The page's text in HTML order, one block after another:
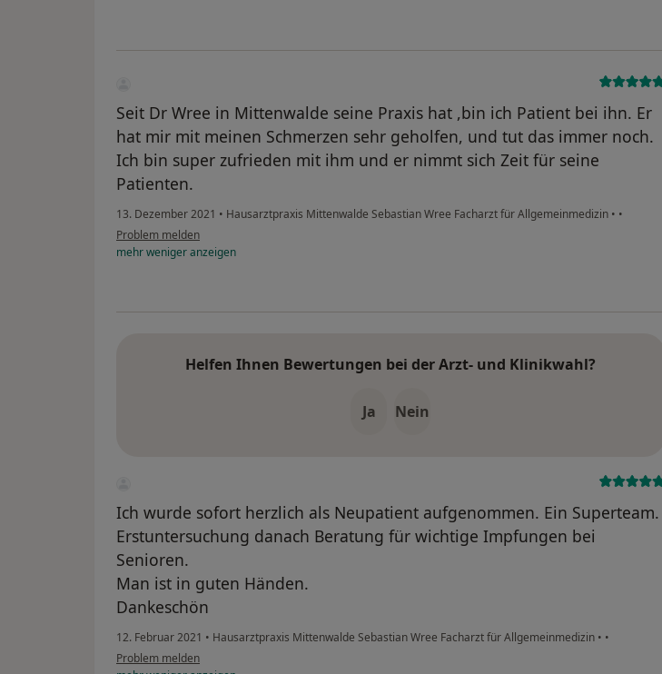
Seit Dr Wree in Mittenwalde seine Praxis hat ,bin ich Patient bei ihn. Er
hat mir mit meinen Schmerzen sehr geholfen, und tut das immer noch.
Ich bin super zufrieden mit ihm und er nimmt sich Zeit für seine
Patienten.
13. Dezember 2021 • Hausarztpraxis Mittenwalde Sebastian Wree Facharzt für Allgemeinmedizin • •
Problem melden
mehrwenigeranzeigen
Helfen Ihnen Bewertungen bei der Arzt- und Klinikwahl?
Ja Nein
Ich wurde sofort herzlich als Neupatient aufgenommen. Ein Superteam.
Erstuntersuchung danach Beratung für wichtige Impfungen bei
Senioren.
Man ist in guten Händen.
Dankeschön
12. Februar 2021 • Hausarztpraxis Mittenwalde Sebastian Wree Facharzt für Allgemeinmedizin • •
Problem melden